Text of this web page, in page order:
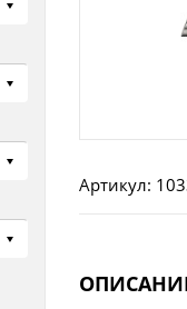
Артикул: